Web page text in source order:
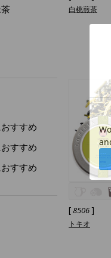
白桃煎茶
[8506]
トキオ
すすめ
すすめ
すすめ